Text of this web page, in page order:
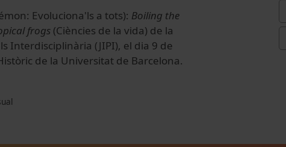
Evoluciona'ls a tots): Boiling the
frogs (Ciències de la vida) de la
Interdisciplinària (JIPI), el dia 9 de
de la Universitat de Barcelona.